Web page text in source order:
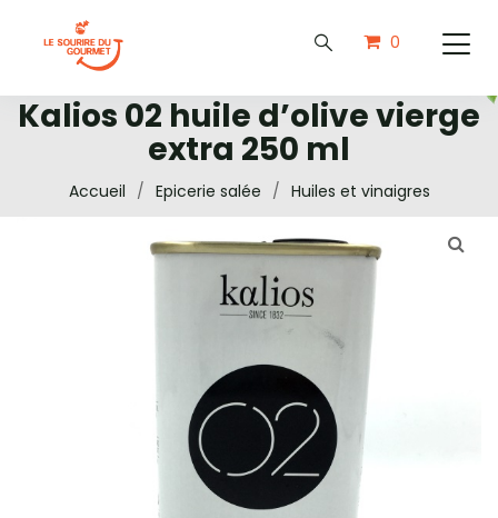
0
Kalios 02 huile d’olive vierge
extra 250 ml
Accueil / Epicerie salée / Huiles et vinaigres